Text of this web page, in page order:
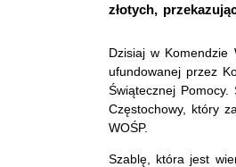
złotych,
Dzisiaj w Komendzie
ufundowanej przez
Świątecznej
Częstochowy, który
WOŚP.
Szablę, która jest